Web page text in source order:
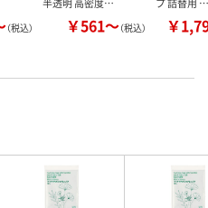
（税込）
半透明 高密度…
￥561～（税込）
プ 詰替用 …
￥